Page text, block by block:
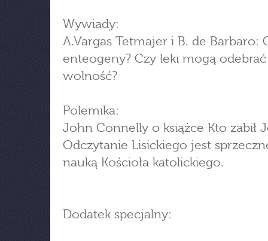
Wywiady:
A.Vargas Tetmajer i B. de Barbaro:
enteogeny? Czy leki mogą
wolność?
Polemika:
John Connelly o książce Kto zabił
Odczytanie Lisickiego jest
nauką Kościoła katolickiego.
Dodatek specjalny: